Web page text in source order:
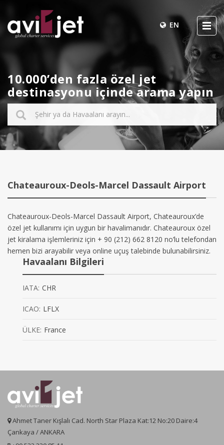
EN
10.000’den fazla özel jet
destinasyonu içinde arama yapın
Chateauroux-Deols-Marcel Dassault Airport
Chateauroux-Deols-Marcel Dassault Airport, Chateauroux’de
özel jet kullanımı için uygun bir havalimanıdır. Chateauroux özel
jet kiralama işlemleriniz için + 90 (212) 662 8120 no’lu telefondan
hemen bizi arayabilir veya online uçuş talebinde bulunabilirsiniz.
Havaalanı Bilgileri
IATA: CHR
ICAO: LFLX
ÜLKE: France
Ahmet Taner Kışlalı Cad. North Star Plaza Kat:12 No:20 Daire:4
Çankaya / ANKARA